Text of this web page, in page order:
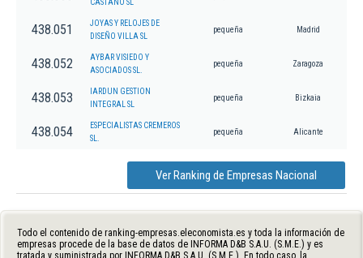
CASTAÑO SL
438.051
JOYAS Y RELOJES DE
DISEÑO VILLA SL
pequeña Madrid
438.052
AYBAR VISIEDO Y
ASOCIADOS SL.
pequeña Zaragoza
438.053
IARDUN GESTION
INTEGRAL SL
pequeña Bizkaia
438.054
ESPECIALISTAS CREMEROS
SL.
pequeña Alicante
Ver Ranking de Empresas Nacional
Todo el contenido de ranking-empresas.eleconomista.es y toda la información de
empresas procede de la base de datos de INFORMA D&B S.A.U. (S.M.E.) y es
tratada y suministrada por INFORMA D&B S.A.U. (S.M.E.). En todo caso, la